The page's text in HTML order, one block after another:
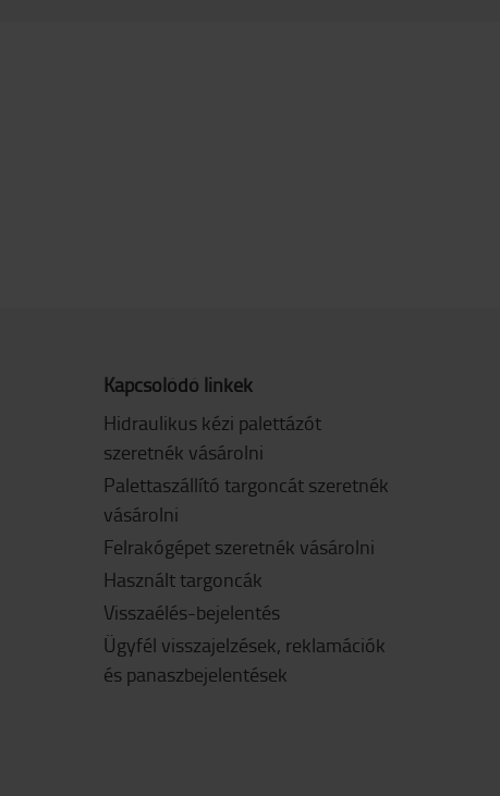
Kapcsolódó linkek
Hidraulikus kézi palettázót
szeretnék vásárolni
Palettaszállító targoncát szeretnék
vásárolni
Felrakógépet szeretnék vásárolni
Használt targoncák
Visszaélés-bejelentés
Ügyfél visszajelzések, reklamációk
és panaszbejelentések